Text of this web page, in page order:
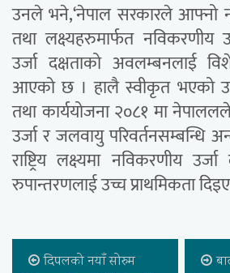
उनले भने,‘नेपाल सरकारले आफ्नो
तथा लक्ष्यहरुमार्फत नविकरणीय
उर्जा दक्षताको अवलम्बनलाई
आएको छ । हालै स्वीकृत भएको
तथा कार्ययोजना २०८१ मा
उर्जा र जलवायु परिवर्तनसम्बन्धि
राष्ट्रिय लक्ष्यमा नविकरणीय
रुपान्तरणलाई उच्च प्राथमिकता
दिपलको नयाँ सोरुम